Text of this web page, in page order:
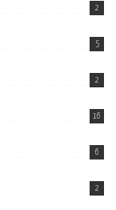
2
5
2
16
6
2